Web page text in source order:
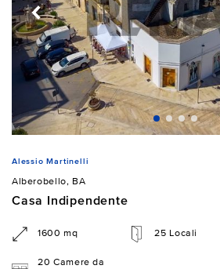
Alessio Martinelli
Alberobello, BA
Casa Indipendente
1600 mq 25 Locali
20 Camere da